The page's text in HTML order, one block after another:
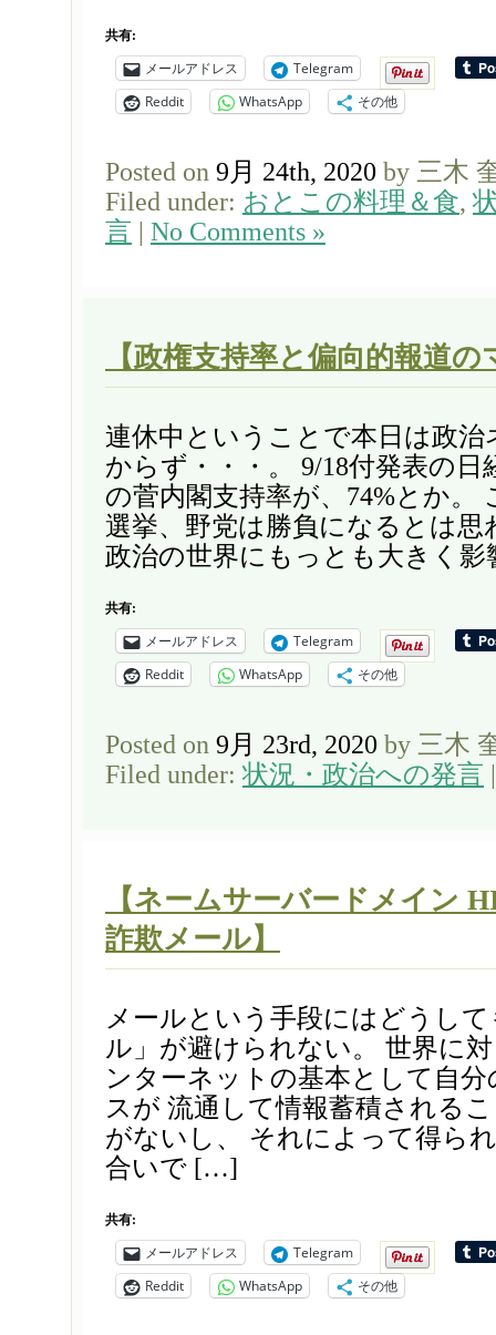
共有:
メールアドレス
Telegram
Reddit
WhatsApp その他
Posted on 9月 24th, 2020 by 三木
Filed under: おとこの料理＆食,
言
No Comments »
【政権支持率と偏向的報道
連休中ということで本日は政治
からず・・・。 9/18付発表の日
の菅内閣支持率が、74%とか。
選挙、野党は勝負になるとは思
政治の世界にもっとも大きく
共有:
メールアドレス
Telegram
Reddit
WhatsApp その他
Posted on 9月 23rd, 2020 by 三木
Filed under:状況・政治への発言
【ネームサーバードメイン
詐欺メール】
メールという手段にはどうし
ル」が避けられない。 世界に
ンターネットの基本として自
スが 流通して情報蓄積される
がないし、 それによって得ら
合いで […]
共有:
メールアドレス
Telegram
Reddit
WhatsApp その他